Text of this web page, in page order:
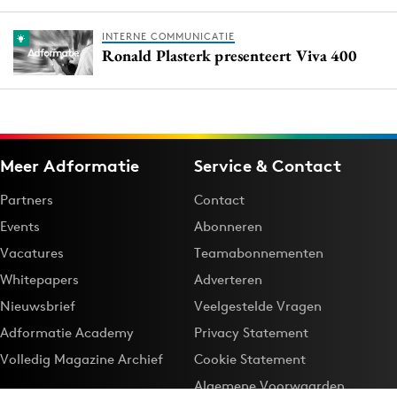
INTERNE COMMUNICATIE
Ronald Plasterk presenteert Viva 400
Meer Adformatie
Partners
Events
Vacatures
Whitepapers
Nieuwsbrief
Adformatie Academy
Volledig Magazine Archief
Service & Contact
Contact
Abonneren
Teamabonnementen
Adverteren
Veelgestelde Vragen
Privacy Statement
Cookie Statement
Algemene Voorwaarden